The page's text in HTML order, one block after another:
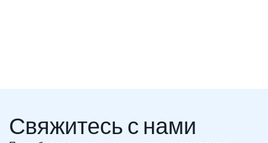
Свяжитесь с нами